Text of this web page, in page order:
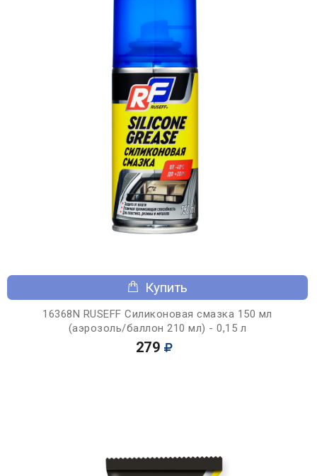
Купить
16368N RUSEFF Силиконовая смазка 150 мл
(аэрозоль/баллон 210 мл) - 0,15 л
279